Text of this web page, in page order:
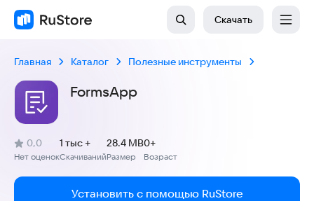
Скачать
Главная Каталог Полезные инструменты
FormsApp
Рейтинг:
0,0
(
Нет оценок
)
Скачиваний
1 тыс +
Размер
28.4 MB
Возраст
0+
Установить с помощью RuStore